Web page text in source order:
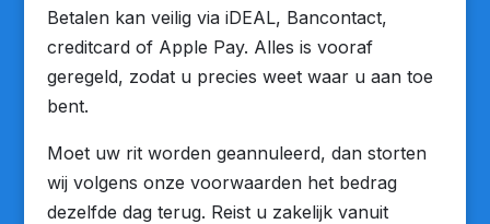
Betalen kan veilig via iDEAL, Bancontact,
creditcard of Apple Pay. Alles is vooraf
geregeld, zodat u precies weet waar u aan toe
bent.
Moet uw rit worden geannuleerd, dan storten
wij volgens onze voorwaarden het bedrag
dezelfde dag terug. Reist u zakelijk vanuit